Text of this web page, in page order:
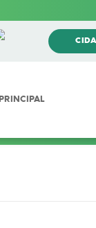
PRINCIPAL